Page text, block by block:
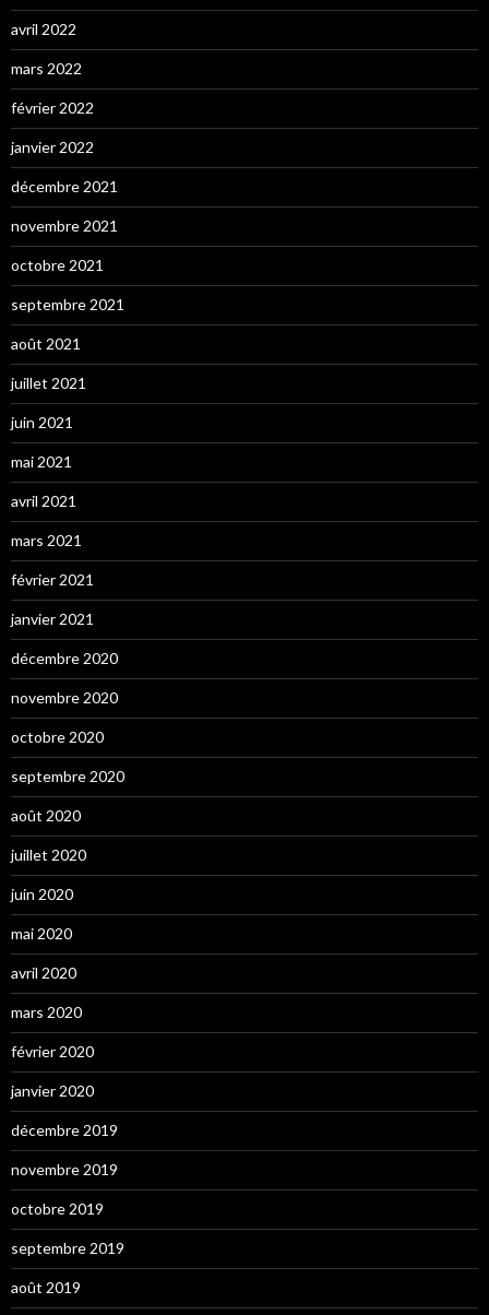
avril 2022
mars 2022
février 2022
janvier 2022
décembre 2021
novembre 2021
octobre 2021
septembre 2021
août 2021
juillet 2021
juin 2021
mai 2021
avril 2021
mars 2021
février 2021
janvier 2021
décembre 2020
novembre 2020
octobre 2020
septembre 2020
août 2020
juillet 2020
juin 2020
mai 2020
avril 2020
mars 2020
février 2020
janvier 2020
décembre 2019
novembre 2019
octobre 2019
septembre 2019
août 2019